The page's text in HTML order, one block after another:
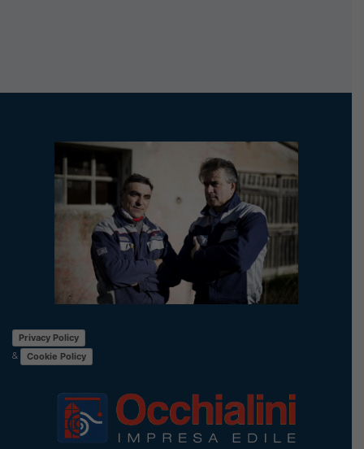
Privacy Policy
&
Cookie Policy